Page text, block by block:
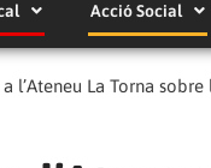
Acció Social
l’Ateneu La Torna